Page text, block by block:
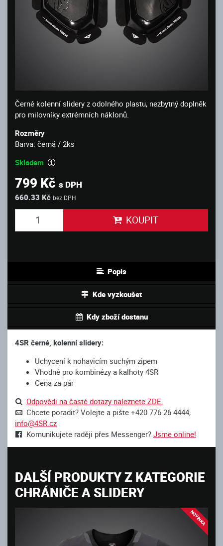
Černé kolenní slidery z odolného plastu, nezbytný doplněk
pro milovníky extrémních náklonů.
Rozměry
Barva: černá / 2ks
Skladem
799 Kč s DPH
660.33 Kč bez DPH
KOUPIT
Popis
Kde vyzkoušet
Kdy zboží dostanu
4SR černé, kolenní slidery:
Uchycení k nohavicím suchým zipem
Vhodné pro kombinézy a kalhoty 4SR
Cena za pár
Odpovědi na časté dotazy naleznete ZDE.
Chcete poradit? Volejte a pište +420 776 26 4444,
info@4SR.cz
Komunikujete raději přes Messenger? Jsme online!
DALŠÍ PRODUKTY Z KATEGORIE
CHRÁNIČE A SLIDERY
NOVINKA